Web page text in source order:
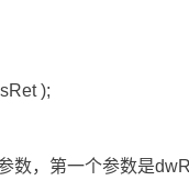
);
数，第一个参数是